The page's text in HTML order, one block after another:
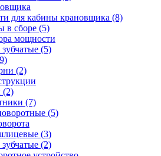
для кабины крановщика (8)
в сборе (5)
мощности
(5)
(2)
(2)
(7)
(5)
(3)
(2)